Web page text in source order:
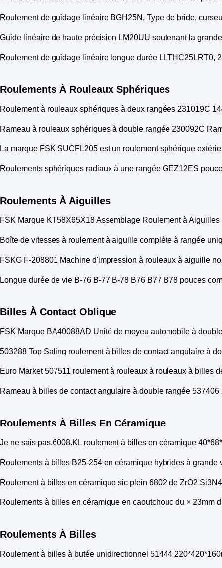
Roulement de guidage linéaire BGH25N, Type de bride,
Guide linéaire de haute précision LM20UU soutenant la
Roulement de guidage linéaire longue durée LLTHC25LRT0,
Roulements À Rouleaux Sphériques
Roulement à rouleaux sphériques à deux rangées 231019C
Rameau à rouleaux sphériques à double rangée 230092C
La marque FSK SUCFL205 est un roulement sphérique
Roulements sphériques radiaux à une rangée GEZ12ES
Roulements À Aiguilles
FSK Marque KT58X65X18 Assemblage Roulement à
Boîte de vitesses à roulement à aiguille complète à rangée
FSKG F-208801 Machine d'impression à rouleaux à aiguille
Longue durée de vie B-76 B-77 B-78 B76 B77 B78 pouces
Billes À Contact Oblique
FSK Marque BA40088AD Unité de moyeu automobile à
503288 Top Saling roulement à billes de contact angulaire à
Euro Market 507511 roulement à rouleaux à rouleaux à billes
Rameau à billes de contact angulaire à double rangée 537406
Roulements À Billes En Céramique
Je ne sais pas.6008.KL roulement à billes en céramique
Roulements à billes B25-254 en céramique hybrides à grande
Roulement à billes en céramique sic plein 6802 de ZrO2
Roulements à billes en céramique en caoutchouc du × 23mm
Roulements À Billes
Roulement à billes à butée unidirectionnel 51444